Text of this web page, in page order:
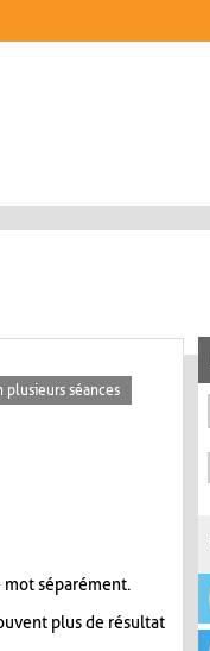
plusieurs séances
séparément.
plus de résultat